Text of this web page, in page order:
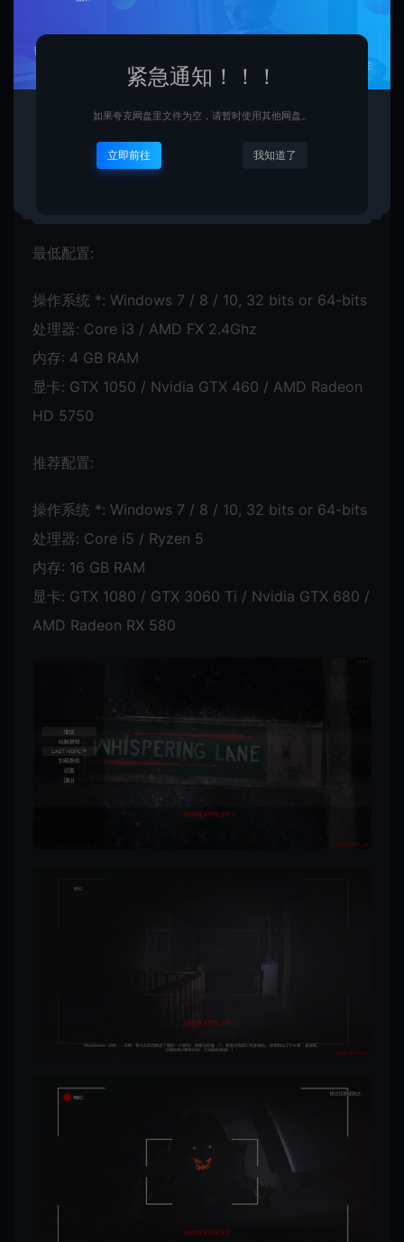
发行日期：
中文设置：Settings — GENERAL — Language
和 Subtiles 都设置为 Chinese(Simplified) —
最低配置:
操作系统 *: Windows 7 / 8 / 10, 32 bits or 64-bits
处理器: Core i3 / AMD FX 2.4Ghz
内存: 4 GB RAM
显卡: GTX 1050 / Nvidia GTX 460 / AMD Radeon
HD 5750
推荐配置:
操作系统 *: Windows 7 / 8 / 10, 32 bits or 64-bits
处理器: Core i5 / Ryzen 5
内存: 16 GB RAM
显卡: GTX 1080 / GTX 3060 Ti / Nvidia GTX 680 /
AMD Radeon RX 580
紧急通知！！！
如果夸克网盘里文件为空，请暂时使用其他网盘。
立即前往 我知道了